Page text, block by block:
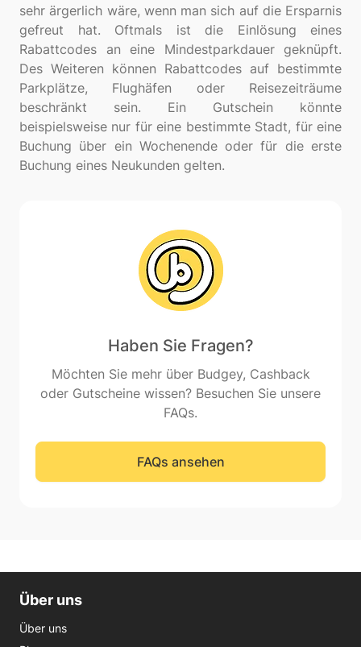
sehr ärgerlich wäre, wenn man sich auf die Ersparnis
gefreut hat. Oftmals ist die Einlösung eines
Rabattcodes an eine Mindestparkdauer geknüpft.
Des Weiteren können Rabattcodes auf bestimmte
Parkplätze, Flughäfen oder Reisezeiträume
beschränkt sein. Ein Gutschein könnte
beispielsweise nur für eine bestimmte Stadt, für eine
Buchung über ein Wochenende oder für die erste
Haben Sie Fragen?
Möchten Sie mehr über Budgey, Cashback
oder Gutscheine wissen? Besuchen Sie unsere
FAQs.
FAQs ansehen
Über uns
Über uns